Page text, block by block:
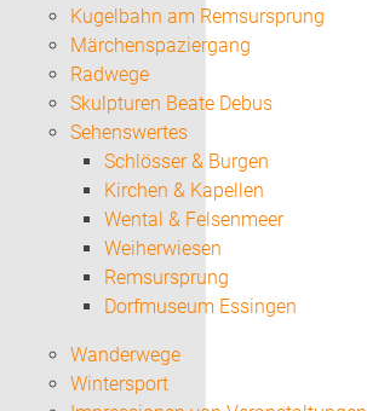
Kugelbahn am Remsursprung
Märchenspaziergang
Radwege
Skulpturen Beate Debus
Sehenswertes
Schlösser & Burgen
Kirchen & Kapellen
Wental & Felsenmeer
Weiherwiesen
Remsursprung
Dorfmuseum Essingen
Wanderwege
Wintersport